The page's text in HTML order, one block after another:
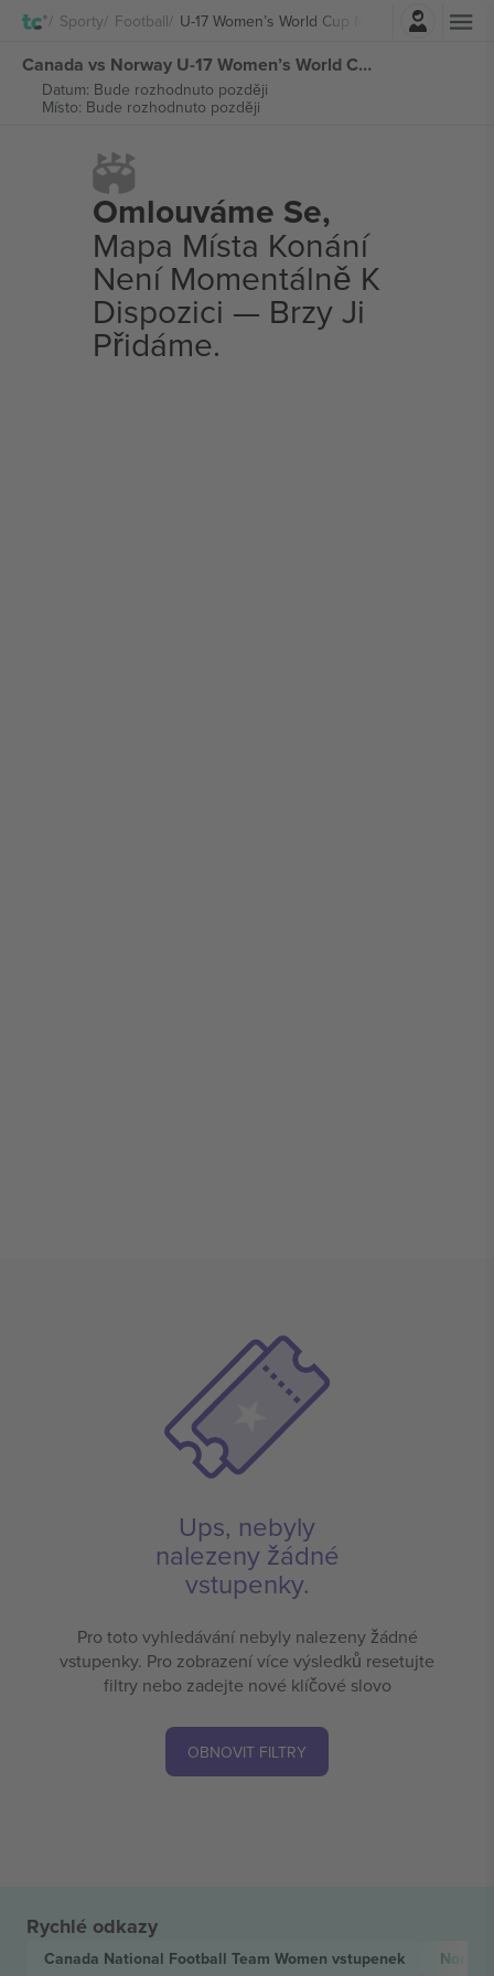
Sporty Football U-17 Women’s World Cup Morocco
Přihlásit se
Canada vs Norway U-17 Women’s World Cup Morocco vstupenek
Datum: Bude rozhodnuto později
Místo: Bude rozhodnuto později
Omlouváme Se,
Mapa Místa Konání
Není Momentálně K
Dispozici — Brzy Ji
Přidáme.
Ups, nebyly
nalezeny žádné
vstupenky.
Pro toto vyhledávání nebyly nalezeny žádné
vstupenky. Pro zobrazení více výsledků resetujte
filtry nebo zadejte nové klíčové slovo
OBNOVIT FILTRY
Rychlé odkazy
Canada National Football Team Women vstupenek